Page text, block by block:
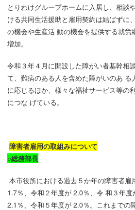
とりわけグループホームに入居し、相談
ける共同生活援助と雇用契約は結ばずに
の機会や生産活 動の機会を提供する就労
増加。
令和３年４月に開設した障がい者基幹相
て、難病のある人を含めた障がいのあ る
に応じるほか、様々な福祉サービス等の
につな げている。
障害者雇用の取組みについて
○総務部長
本市役所における過去５か年の障害者雇
1.7％、令和２年度が 2.0％、令 和３年度
2.1 ％、令和５年度が 2.0％。これまでの